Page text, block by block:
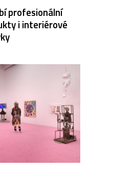
profesionální
i interiérové